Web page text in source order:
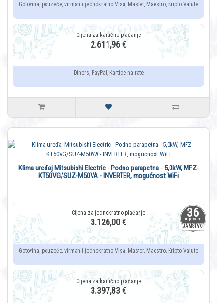
Gotovina, pouzeće, virman i jednokratno Visa, Master, Maestro, Kripto Valute
2.611,96 €
Diners, PayPal, Kartice na rate
36
mjeseci
JAMSTVO
Klima uređaj Mitsubishi Electric - Podno parapetna - 5,0kW, MFZ-
KT50VG/SUZ-M50VA - INVERTER, mogućnost WiFi
3.126,00 €
Gotovina, pouzeće, virman i jednokratno Visa, Master, Maestro, Kripto Valute
3.397,83 €